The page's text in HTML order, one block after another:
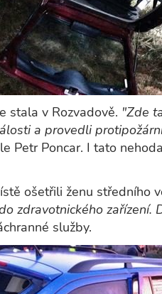
stala v Rozvadově. "Zde
a provedli
Petr Poncar. I tato
ošetřili ženu středního
zdravotnického zařízení.
služby.